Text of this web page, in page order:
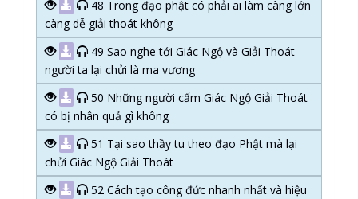
48 Trong đạo phật có phải ai làm càng lớn
càng dễ giải thoát không
49 Sao nghe tới Giác Ngộ và Giải Thoát
người ta lại chửi là ma vương
50 Những người cấm Giác Ngộ Giải Thoát
có bị nhân quả gì không
51 Tại sao thầy tu theo đạo Phật mà lại
chửi Giác Ngộ Giải Thoát
52 Cách tạo công đức nhanh nhất và hiệu